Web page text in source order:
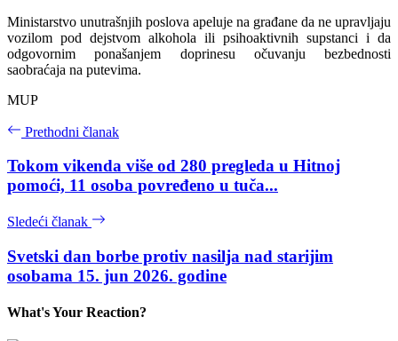
Ministarstvo unutrašnjih poslova apeluje na građane da ne upravljaju
vozilom pod dejstvom alkohola ili psihoaktivnih supstanci i da
odgovornim ponašanjem doprinesu očuvanju bezbednosti
saobraćaja na putevima.
MUP
Prethodni članak
Tokom vikenda više od 280 pregleda u Hitnoj
pomoći, 11 osoba povređeno u tuča...
Sledeći članak
Svetski dan borbe protiv nasilja nad starijim
osobama 15. jun 2026. godine
What's Your Reaction?